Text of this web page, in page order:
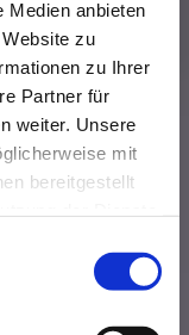
Medien anbieten
zu
zu Ihrer
Partner für
weiter. Unsere
mit
bereitgestellt